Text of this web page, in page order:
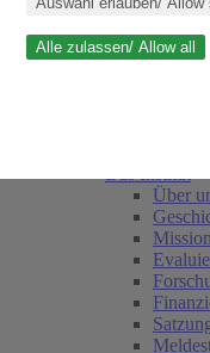
Über
Alle zulassen/ Allow all